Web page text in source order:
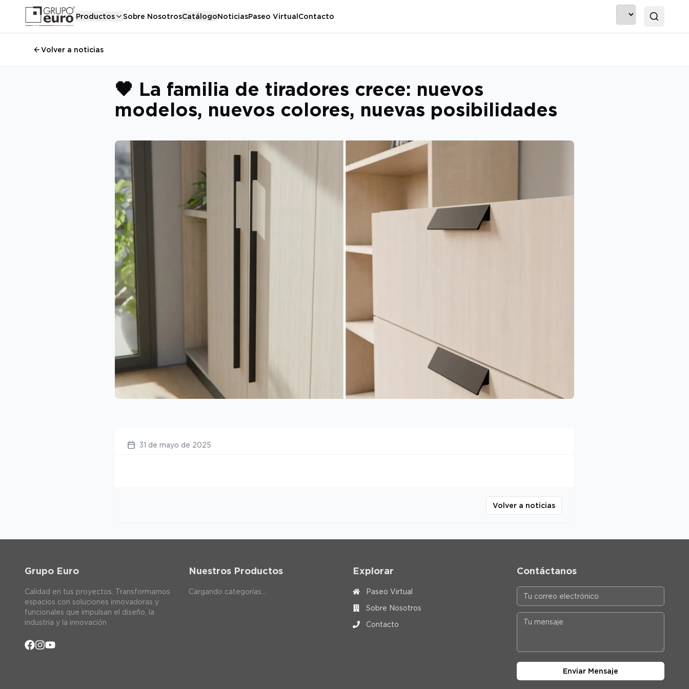
Productos Sobre NosotrosCatálogoNoticiasPaseo Virtual Contacto
Buscar
Volver a noticias
🖤 La familia de tiradores crece: nuevos
modelos, nuevos colores, nuevas posibilidades
31 de mayo de 2025
Volver a noticias
Grupo Euro
Calidad en tus proyectos. Transformamos
espacios con soluciones innovadoras y
funcionales que impulsan el diseño, la
industria y la innovación
Nuestros Productos
Cargando categorías...
Explorar
Paseo Virtual
Sobre Nosotros
Contacto
Contáctanos
Enviar Mensaje